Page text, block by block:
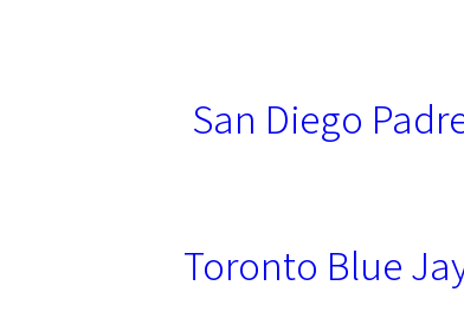
San Diego
Toronto Blue